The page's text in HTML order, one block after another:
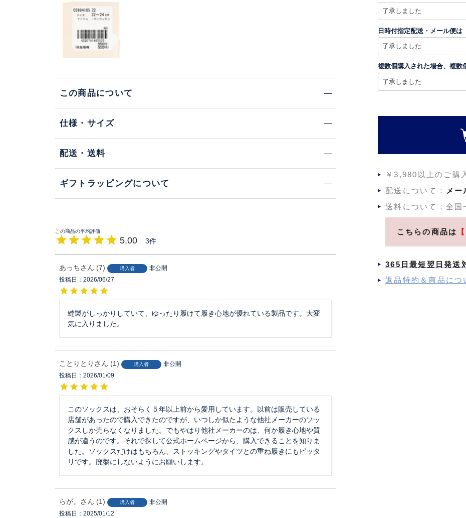
この商品について
仕様・サイズ
配送・送料
ギフトラッピングについて
5.00 3
あっち 7 購入者
非公開
投稿日
2026/06/27
縫製がしっかりしていて、ゆったり履けて履き心地が優れている製品です。大変
気に入りました。
ことりとり 1 購入者
非公開
投稿日
2026/01/09
このソックスは、おそらく５年以上前から愛用しています。以前は販売している
店舗があったので購入できたのですが、いつしか似たような他社メーカーのソッ
クスしか売らなくなりました。でもやはり他社メーカーのは、何か履き心地や質
感が違うのです。それで探して公式ホームページから、購入できることを知りま
した。ソックスだけはもちろん、ストッキングやタイツとの重ね履きにもピッタ
リです。廃盤にしないようにお願いします。
らが。 1 購入者
非公開
投稿日
2025/01/12
日時付指定配送・メール便は
複数個購入された場合、複数
￥3,980以上のご購
配送について：
メー
送料について：全国
こちらの商品は
365日最短翌日発送
返品特約＆商品につ